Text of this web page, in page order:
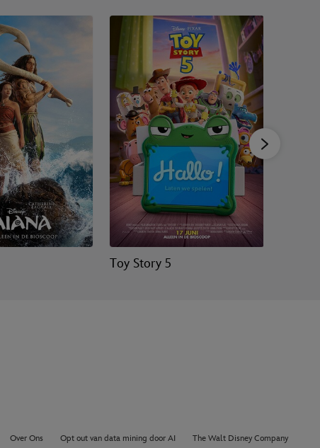
Toy Story 5
Over Ons Opt out van data mining door AI The Walt Disney Company